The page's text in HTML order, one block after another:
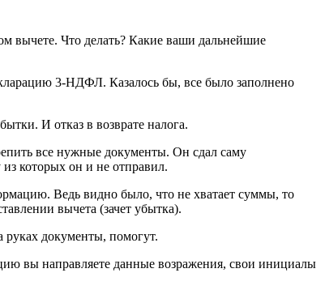
вычете. Что делать? Какие ваши дальнейшие
3-НДФЛ. Казалось бы, все было заполнено
И отказ в возврате налога.
все нужные документы. Он сдал саму
которых он и не отправил.
Ведь видно было, что не хватает суммы, то
вычета (зачет убытка).
документы, помогут.
вы направляете данные возражения, свои инициалы